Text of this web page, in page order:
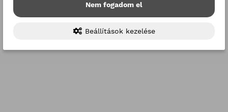
Nem fogadom el
Beállítások kezelése